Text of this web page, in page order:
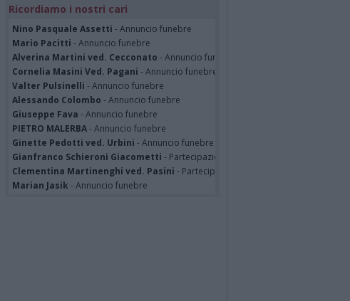
Ricordiamo i nostri cari
Nino Pasquale Assetti - Annuncio funebre
Mario Pacitti - Annuncio funebre
Alverina Martini ved. Cecconato - Annuncio funebre
Cornelia Masini Ved. Pagani - Annuncio funebre
Valter Pulsinelli - Annuncio funebre
Alessando Colombo - Annuncio funebre
Giuseppe Fava - Annuncio funebre
PIETRO MALERBA- Annuncio funebre
Ginette Pedotti ved. Urbini - Annuncio funebre
Gianfranco Schieroni Giacometti - Partecipazione
Clementina Martinenghi ved. Pasini - Partecipazione
Marian Jasik - Annuncio funebre